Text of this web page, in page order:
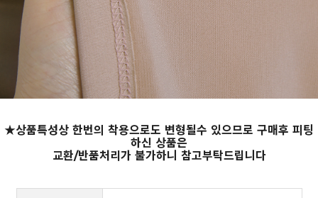
★상품특성상 한번의 착용으로도 변형될수 있으므로 구매후 피팅
하신 상품은
교환/반품처리가 불가하니 참고부탁드립니다